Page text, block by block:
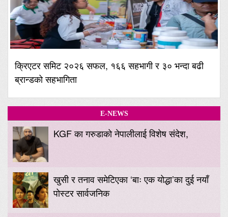
क्रिएटर समिट २०२६ सफल, १६६ सहभागी र ३० भन्दा बढी
ब्रान्डको सहभागिता
E-NEWS
KGF का गरुडाको नेपालीलाई विशेष संदेश,
खुसी र तनाव समेटिएका ‘बाः एक योद्धा’का दुई नयाँ
पोस्टर सार्वजनिक